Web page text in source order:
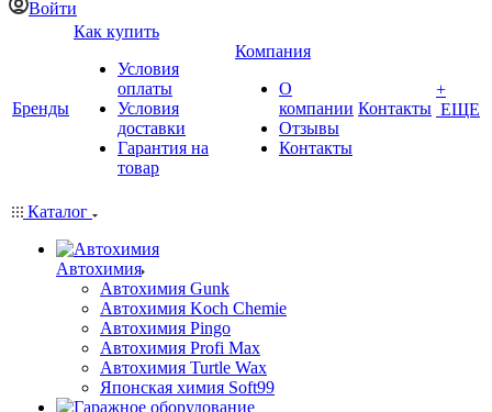
Войти
Бренды
Как купить
Условия
оплаты
Условия
доставки
Гарантия на
товар
Компания
О
компании
Отзывы
Контакты
Контакты
+
ЕЩЕ
Каталог
Автохимия
Автохимия Gunk
Автохимия Koch Chemie
Автохимия Pingo
Автохимия Profi Max
Автохимия Turtle Wax
Японская химия Soft99